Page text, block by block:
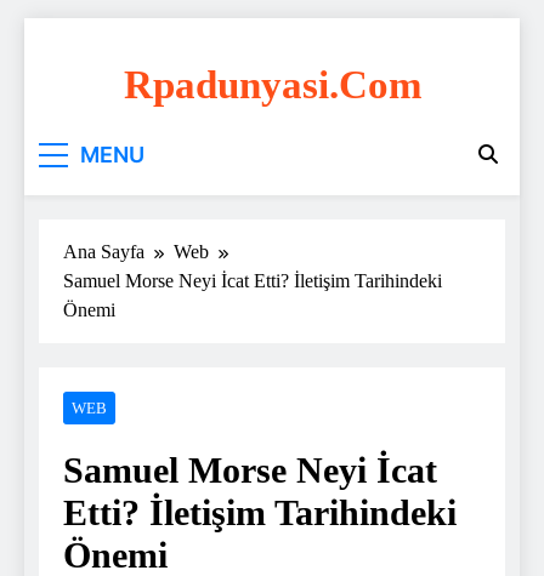
Rpadunyasi.com
Çözümleri!
MENU
Ana Sayfa
Web
Samuel Morse Neyi İcat Etti? İletişim Tarihindeki
Önemi
WEB
Samuel Morse Neyi İcat
Etti? İletişim Tarihindeki
Önemi